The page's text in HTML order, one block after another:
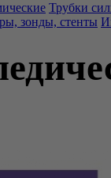
Трубки
зонды, стенты